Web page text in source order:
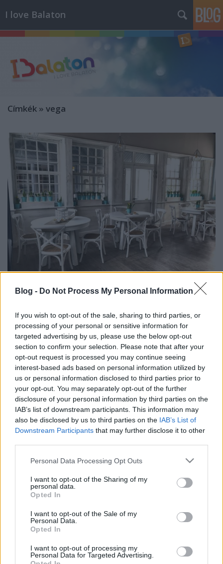
Blog - Do Not Process My Personal Information
If you wish to opt-out of the sale, sharing to third parties, or
processing of your personal or sensitive information for
targeted advertising by us, please use the below opt-out
section to confirm your selection. Please note that after your
opt-out request is processed you may continue seeing
interest-based ads based on personal information utilized by
us or personal information disclosed to third parties prior to
your opt-out. You may separately opt-out of the further
disclosure of your personal information by third parties on the
IAB’s list of downstream participants. This information may
also be disclosed by us to third parties on the IAB’s List of
Downstream Participants that may further disclose it to other
Please note that this website/app uses one or more Google
not limited to your visit or usage behaviour. You may click to
grant or deny consent to Google and its third-party tags to
use your data for below specified purposes in below Google
consent section.
Personal Data Processing Opt Outs
I want to opt-out of the Sharing of my
personal data.
Opted In
I want to opt-out of the Sale of my
Personal Data.
Opted In
I want to opt-out of processing my
Personal Data for Targeted Advertising.
I love Balaton
Címkék » vega
Megnyílt a Balaton első vegán
ilovebalaton.hu•2018. április 22.
Nem vega, hanem vegán - vagyis tejtermék, tojás,
mindenféle állati eredetű fehérjétől mentes ételek
szerepelnek az április elsején megnyílt Veganeeta
Home kínálatában. A tulajdonos-gasztroblogger, dr.
Árvai Anita mesélt az ide vezető útról és arról, hogy
miért hisz abban, hogy ennek az étterem…